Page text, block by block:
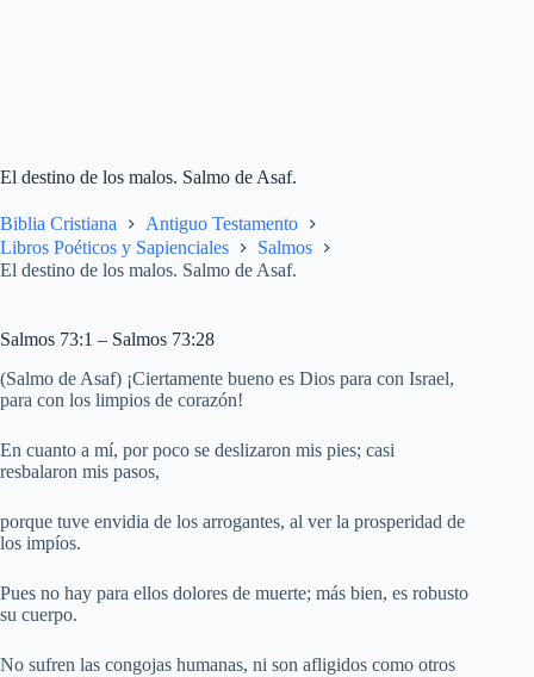
El destino de los malos. Salmo de Asaf.
Biblia Cristiana
Antiguo Testamento
Libros Poéticos y Sapienciales
Salmos
El destino de los malos. Salmo de Asaf.
Salmos 73:1 – Salmos 73:28
(Salmo de Asaf) ¡Ciertamente bueno es Dios para con Israel,
para con los limpios de corazón!
En cuanto a mí, por poco se deslizaron mis pies; casi
resbalaron mis pasos,
porque tuve envidia de los arrogantes, al ver la prosperidad de
los impíos.
Pues no hay para ellos dolores de muerte; más bien, es robusto
su cuerpo.
No sufren las congojas humanas, ni son afligidos como otros